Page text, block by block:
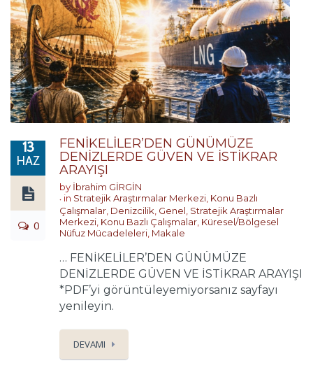
13
HAZ
0
FENİKELİLER’DEN GÜNÜMÜZE
DENİZLERDE GÜVEN VE İSTİKRAR
ARAYIŞI
by İbrahim GİRGİN
in Stratejik Araştırmalar Merkezi Konu Bazlı
Çalışmalar Denizcilik Genel Stratejik Araştırmalar
Merkezi Konu Bazlı Çalışmalar Küresel/Bölgesel
Nüfuz Mücadeleleri Makale
… FENİKELİLER’DEN GÜNÜMÜZE
DENİZLERDE GÜVEN VE İSTİKRAR ARAYIŞI
*PDF’yi görüntüleyemiyorsanız sayfayı
yenileyin.
DEVAMI